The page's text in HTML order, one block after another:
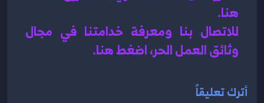
هنا.
وثائق العمل الحر، اضغط هنا.
أترك تعليقاً